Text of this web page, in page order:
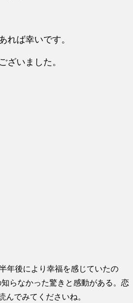
れば幸いです。
ざいました。
年後により幸福を感じていたの
らなかった驚きと感動がある。恋
でみてくださいね。